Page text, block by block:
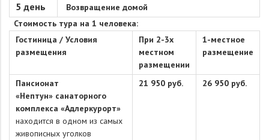
5 день
Возвращение домой
Стоимость тура на 1 человека:
Гостиница / Условия
размещения
При 2-3х
местном
размещении
1-местное
размещение
Пансионат
«Нептун» санаторного
комплекса «Адлеркурорт»
находится в одном из самых
живописных уголков
21 950 руб. 26 950 руб.